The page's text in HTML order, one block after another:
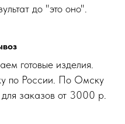
до "это оно".
готовые изделия.
по России. По Омску
заказов от 3000 р.